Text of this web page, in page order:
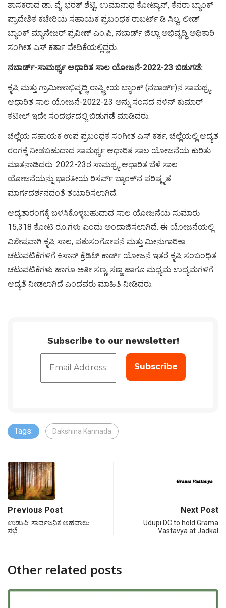
ಶಾಸಕರಾದ ಡಾ. ವೈ. ಭರತ್ ಶೆಟ್ಟಿ, ಉಮಾನಾಥ ಕೋಟ್ಯಾನ್, ಕೆನರಾ ಬ್ಯಾಂಕ್
ಪ್ರಾದೇಶಿಕ ಕಚೇರಿಯ ಸಹಾಯಕ ಪ್ರಬಂಧಕ ರಾಬರ್ಟ್ ಡಿ ಸಿಲ್ವ, ಲೀಡ್
ಬ್ಯಾಂಕ್ ಮ್ಯಾನೇಜರ್ ಪ್ರವೀಣ್ ಎಂ.ಪಿ, ನಬಾರ್ಡ್ ಜಿಲ್ಲಾ ಅಭಿವೃದ್ಧಿ ಅಧಿಕಾರಿ
ಸಂಗೀತ ಎಸ್ ಕರ್ತಾ ವೇದಿಕೆಯಲ್ಲಿದ್ದರು.
ನಬಾರ್ಡ್-ಸಾಮರ್ಥ್ಯ ಆಧಾರಿತ ಸಾಲ ಯೋಜನೆ-2022-23 ಬಿಡುಗಡೆ:
ಕೃಷಿ ಮತ್ತು ಗ್ರಾಮೀಣಾಭಿವೃದ್ಧಿ ರಾಷ್ಟ್ರೀಯ ಬ್ಯಾಂಕ್ (ನಬಾರ್ಡ್)ನ ಸಾಮಥ್ರ್ಯ
ಆಧಾರಿತ ಸಾಲ ಯೋಜನೆ-2022-23 ಅನ್ನು ಸಂಸದ ನಳಿನ್ ಕುಮಾರ್
ಕಟೀಲ್ ಇದೇ ಸಂದರ್ಭದಲ್ಲಿ ಬಿಡುಗಡೆ ಮಾಡಿದರು.
ಜಿಲ್ಲೆಯ ಸಹಾಯಕ ಉಪ ಪ್ರಬಂಧಕ ಸಂಗೀತ ಎಸ್ ಕರ್ತ, ಜಿಲ್ಲೆಯಲ್ಲಿ ಆದ್ಯತ
ರಂಗಕ್ಕೆ ನೀಡಬಹುದಾದ ಸಾಮರ್ಥ್ಯ ಆಧಾರಿತ ಸಾಲ ಯೋಜನೆಯ ಕುರಿತು
ಮಾತನಾಡಿದರು. 2022-23ರ ಸಾಮಥ್ರ್ಯ ಆಧಾರಿತ ಬೆಳೆ ಸಾಲ
ಯೋಜನೆಯನ್ನು ಭಾರತೀಯ ರಿಸರ್ವ್ ಬ್ಯಾಂಕ್‍ನ ಪರಿಷ್ಕೃತ
ಮಾರ್ಗದರ್ಶನದಂತೆ ತಯಾರಿಸಲಾಗಿದೆ.
ಆದ್ಯತಾರಂಗಕ್ಕೆ ಬಳಸಿಕೊಳ್ಳಬಹುದಾದ ಸಾಲ ಯೋಜನೆಯ ಸುಮಾರು
15,318 ಕೋಟಿ ರೂ.ಗಳು ಎಂದು ಅಂದಾಜಿಸಲಾಗಿದೆ. ಈ ಯೋಜನೆಯಲ್ಲಿ
ವಿಶೇಷವಾಗಿ ಕೃಷಿ ಸಾಲ, ಪಶುಸಂಗೋಪನೆ ಮತ್ತು ಮೀನುಗಾರಿಕಾ
ಚಟುವಟಿಕೆಗಳಿಗೆ ಕಿಸಾನ್ ಕ್ರೆಡಿಟ್ ಕಾರ್ಡ್ ಯೋಜನೆ ಇತರೆ ಕೃಷಿ ಸಂಬಂಧಿತ
ಚಟುವಟಿಕೆಗಳು ಹಾಗೂ ಅತೀ ಸಣ್ಣ, ಸಣ್ಣ ಹಾಗೂ ಮಧ್ಯಮ ಉದ್ಯಮಗಳಿಗೆ
ಆದ್ಯತೆ ನೀಡಲಾಗಿದೆ ಎಂದವರು ಮಾಹಿತಿ ನೀಡಿದರು.
Subscribe to our newsletter!
Tags: Dakshina Kannada
Previous Post
ಉಡುಪಿ: ಸಾರ್ವಜನಿಕ ಅಹವಾಲು
ಸಭೆ
Next Post
Udupi DC to hold Grama
Vastavya at Jadkal
Other related posts